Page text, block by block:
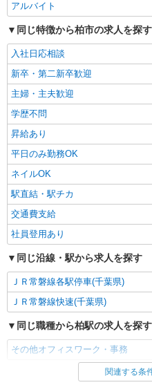
アルバイト
同じ特徴から柏市の求人を探す
入社日応相談
新卒・第二新卒歓迎
主婦・主夫歓迎
学歴不問
昇給あり
平日のみ勤務OK
ネイルOK
駅直結・駅チカ
交通費支給
社員登用あり
同じ沿線・駅から求人を探す
ＪＲ常磐線各駅停車(千葉県)
ＪＲ常磐線快速(千葉県)
同じ職種から柏駅の求人を探す
その他オフィスワーク・事務
同じ雇用形態から柏駅の求人
関連する条